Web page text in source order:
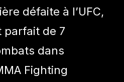
défaite à l’UFC,
parfait de 7
dans
Fighting